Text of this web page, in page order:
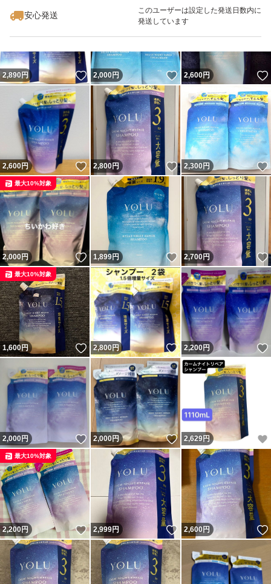
安心発送
このユーザーは設定した発送日数内に
発送しています
2,890 円 いいね！
2,000円 いいね！
2,600円
2,600円 いいね！
2,800円 いいね！
2,300円
2,000円 いいね！
最大10%対象
1,899円 いいね！
2,700円
1,600円 いいね！
最大10%対象
2,800円 いいね！
2,200円
2,000円 いいね！
2,000円 いいね！
2,629円
2,200円 いいね！
最大10%対象
2,999円 いいね！
2,600 円